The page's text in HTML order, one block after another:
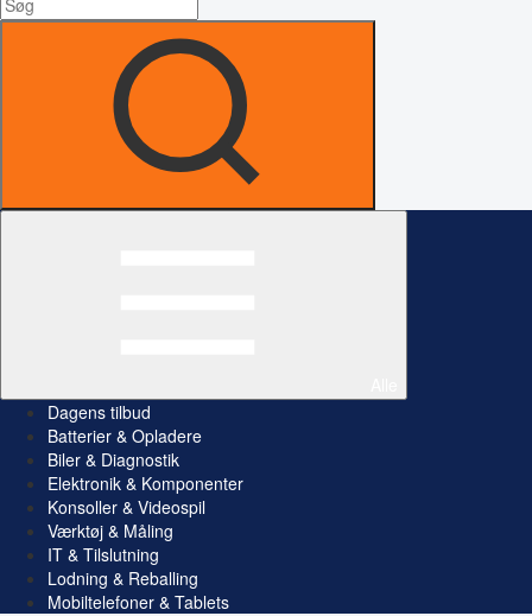
Dagens tilbud
Batterier & Opladere
Biler & Diagnostik
Elektronik & Komponenter
Konsoller & Videospil
Værktøj & Måling
IT & Tilslutning
Lodning & Reballing
Mobiltelefoner & Tablets